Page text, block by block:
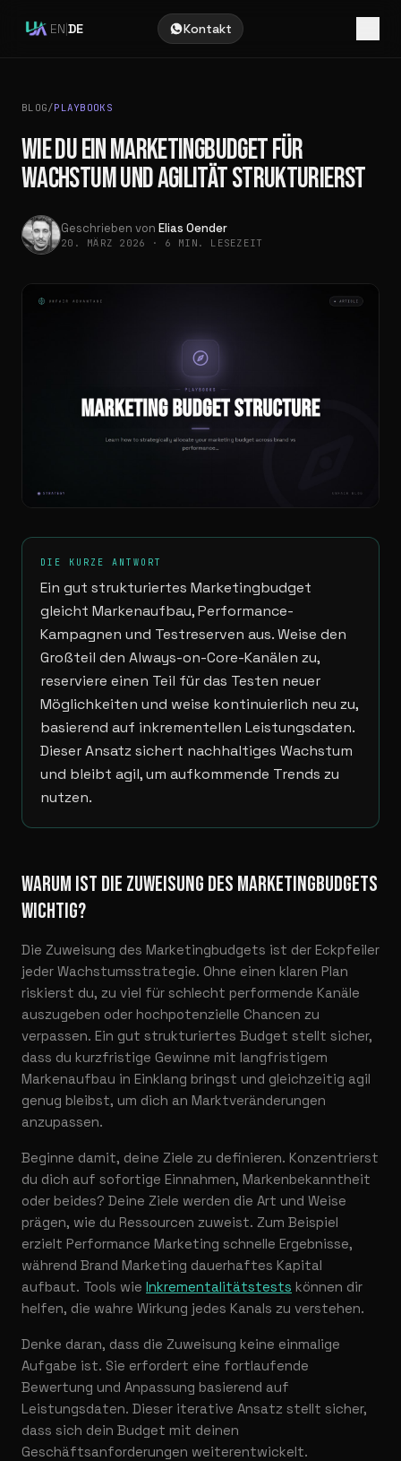
EN|DE Kontakt
BLOG/PLAYBOOKS
WIE DU EIN MARKETINGBUDGET FÜR
WACHSTUM UND AGILITÄT STRUKTURIERST
Geschrieben von Elias Oender
20. MÄRZ 2026 · 6 MIN. LESEZEIT
DIE KURZE ANTWORT
Ein gut strukturiertes Marketingbudget
gleicht Markenaufbau, Performance-
Kampagnen und Testreserven aus. Weise den
Großteil den Always-on-Core-Kanälen zu,
reserviere einen Teil für das Testen neuer
Möglichkeiten und weise kontinuierlich neu zu,
basierend auf inkrementellen Leistungsdaten.
Dieser Ansatz sichert nachhaltiges Wachstum
und bleibt agil, um aufkommende Trends zu
nutzen.
WARUM IST DIE ZUWEISUNG DES MARKETINGBUDGETS
WICHTIG?
Die Zuweisung des Marketingbudgets ist der Eckpfeiler
jeder Wachstumsstrategie. Ohne einen klaren Plan
riskierst du, zu viel für schlecht performende Kanäle
auszugeben oder hochpotenzielle Chancen zu
verpassen. Ein gut strukturiertes Budget stellt sicher,
dass du kurzfristige Gewinne mit langfristigem
Markenaufbau in Einklang bringst und gleichzeitig agil
genug bleibst, um dich an Marktveränderungen
anzupassen.
Beginne damit, deine Ziele zu definieren. Konzentrierst
du dich auf sofortige Einnahmen, Markenbekanntheit
oder beides? Deine Ziele werden die Art und Weise
prägen, wie du Ressourcen zuweist. Zum Beispiel
erzielt Performance Marketing schnelle Ergebnisse,
während Brand Marketing dauerhaftes Kapital
aufbaut. Tools wie Inkrementalitätstests können dir
helfen, die wahre Wirkung jedes Kanals zu verstehen.
Denke daran, dass die Zuweisung keine einmalige
Aufgabe ist. Sie erfordert eine fortlaufende
Bewertung und Anpassung basierend auf
Leistungsdaten. Dieser iterative Ansatz stellt sicher,
dass sich dein Budget mit deinen
Geschäftsanforderungen weiterentwickelt.